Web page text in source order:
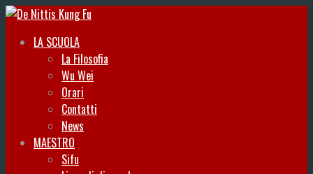
LA SCUOLA
La Filosofia
Wu Wei
Orari
Contatti
News
MAESTRO
Sifu